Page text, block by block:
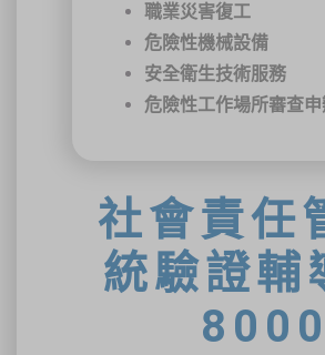
職業災害復工
危險性機械設備
安全衛生技術服務
危險性工作場所審查
社會責任
統驗證輔